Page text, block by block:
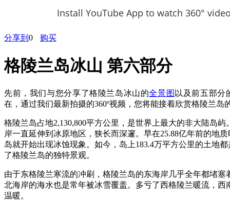
Install YouTube App to watch 360°
分享到 0 购买
格陵兰岛冰山 第六部分
先前，我们与您分享了格陵兰岛冰山的全景图 以及前五部分
在，通过我们最新拍摄的360º视频，您将能接着欣赏格陵兰岛
格陵兰岛占地2,130,800平方公里，是世界上最大的非大陆岛屿
岸一直延伸到冰原地区，狭长而深邃。早在25.88亿年前的地
岛就开始出现冰蚀现象。如今，岛上183.4万平方公里的土地
了格陵兰岛的独特景观。
由于东格陵兰寒流的冲刷，格陵兰岛的东海岸几乎全年都堵塞
北海岸的海水也是常年被冰雪覆盖。多亏了西格陵兰暖流，西
温暖。